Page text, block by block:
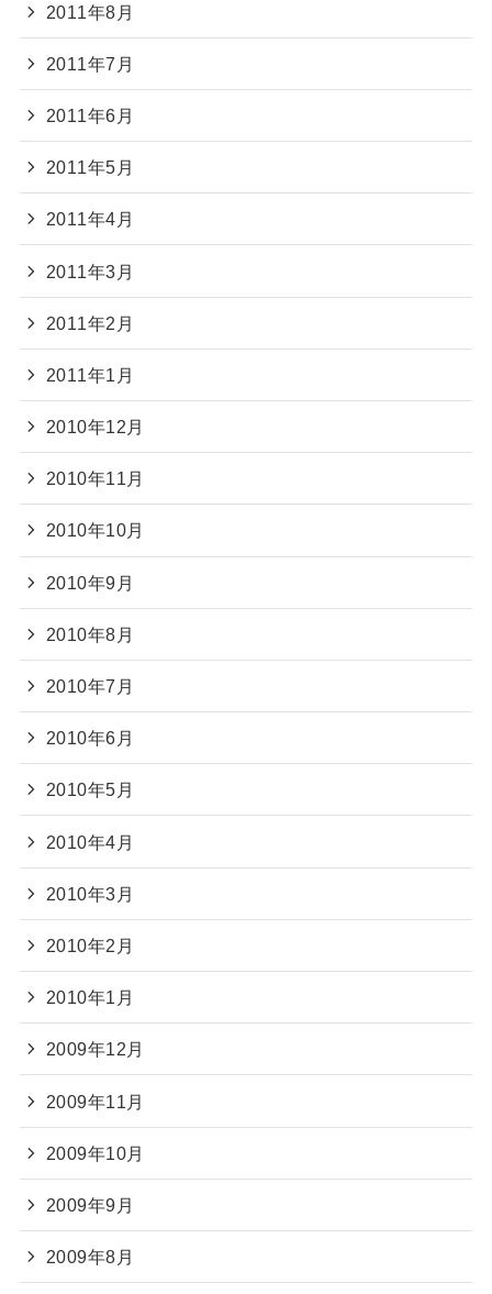
2011年8月
2011年7月
2011年6月
2011年5月
2011年4月
2011年3月
2011年2月
2011年1月
2010年12月
2010年11月
2010年10月
2010年9月
2010年8月
2010年7月
2010年6月
2010年5月
2010年4月
2010年3月
2010年2月
2010年1月
2009年12月
2009年11月
2009年10月
2009年9月
2009年8月